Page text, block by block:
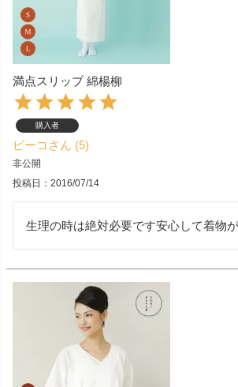
満点スリップ 綿楊柳
購入者
ピーコ 5
非公開
投稿日
2016/07/14
生理の時は絶対必要です安心して着物が